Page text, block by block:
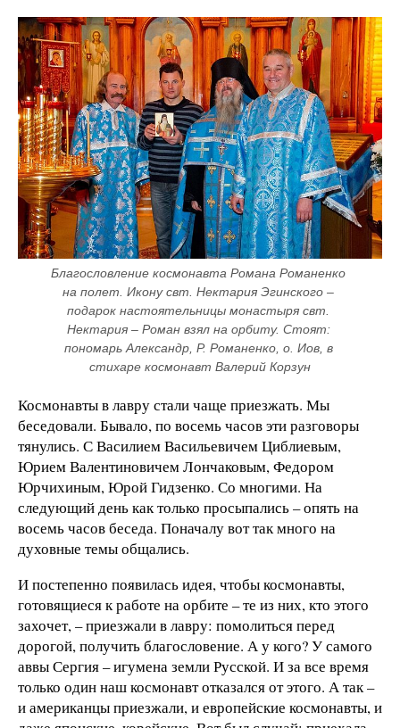
Благословление космонавта Романа Романенко
на полет. Икону свт. Нектария Эгинского –
подарок настоятельницы монастыря свт.
Нектария – Роман взял на орбиту. Стоят:
пономарь Александр, Р. Романенко, о. Иов, в
стихаре космонавт Валерий Корзун
Космонавты в лавру стали чаще приезжать. Мы
беседовали. Бывало, по восемь часов эти разговоры
тянулись. С Василием Васильевичем Циблиевым,
Юрием Валентиновичем Лончаковым, Федором
Юрчихиным, Юрой Гидзенко. Со многими. На
следующий день как только просыпались – опять на
восемь часов беседа. Поначалу вот так много на
духовные темы общались.
И постепенно появилась идея, чтобы космонавты,
готовящиеся к работе на орбите – те из них, кто этого
захочет, – приезжали в лавру: помолиться перед
дорогой, получить благословение. А у кого? У самого
аввы Сергия – игумена земли Русской. И за все время
только один наш космонавт отказался от этого. А так –
и американцы приезжали, и европейские космонавты, и